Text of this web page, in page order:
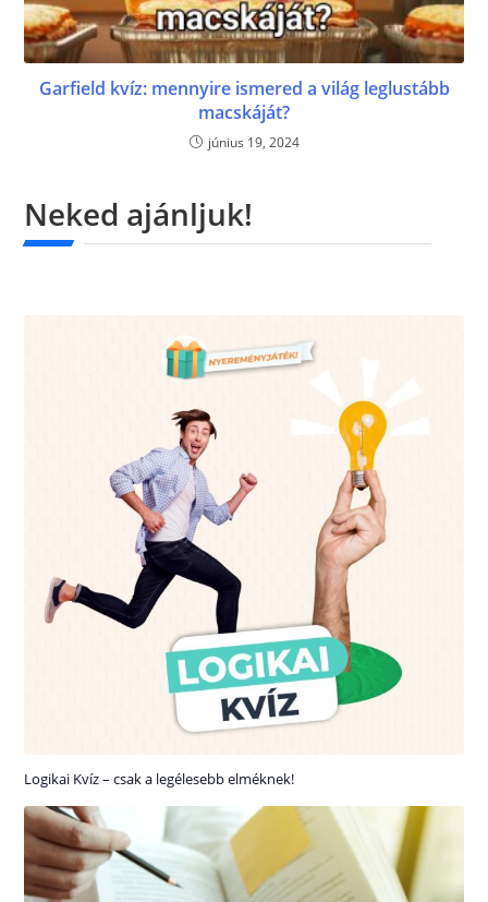
Garfield kvíz: mennyire ismered a világ leglustább
macskáját?
június 19, 2024
Neked ajánljuk!
Logikai Kvíz – csak a legélesebb elméknek!